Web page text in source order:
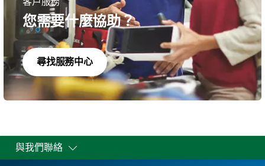
您需要什麼協助？
尋找服務中心
與我們聯絡